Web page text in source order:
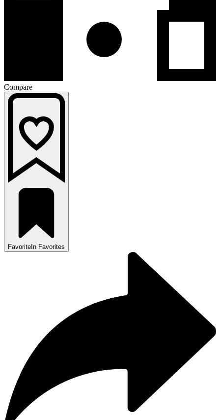
Compare
Favorite In Favorites